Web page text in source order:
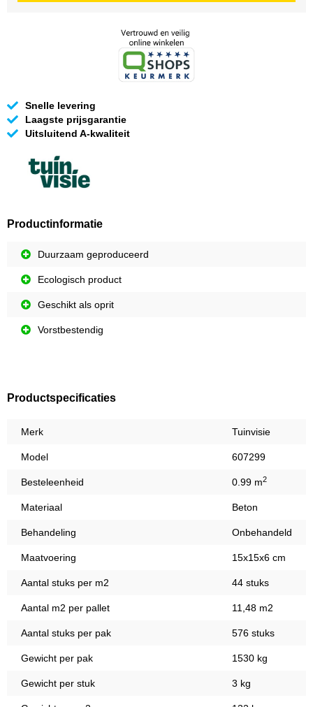
Snelle levering
Laagste prijsgarantie
Uitsluitend A-kwaliteit
Productinformatie
Duurzaam geproduceerd
Ecologisch product
Geschikt als oprit
Vorstbestendig
Productspecificaties
Merk Tuinvisie
Model 607299
Besteleenheid 0.99 m2
Materiaal Beton
Behandeling Onbehandeld
Maatvoering 15x15x6 cm
Aantal stuks per m2 44 stuks
Aantal m2 per pallet 11,48 m2
Aantal stuks per pak 576 stuks
Gewicht per pak 1530 kg
Gewicht per stuk 3 kg